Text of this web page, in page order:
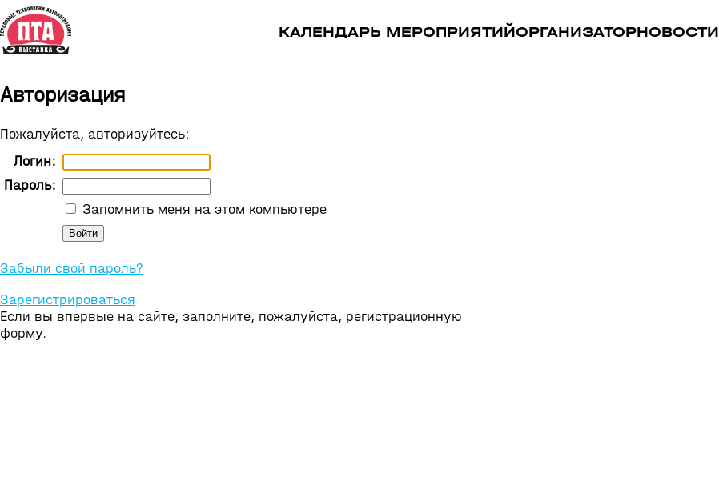
КАЛЕНДАРЬ МЕРОПРИЯТИЙОРГАНИЗАТОРНОВОСТИ
Авторизация
Пожалуйста, авторизуйтесь:
Логин:
Пароль:
Запомнить меня на этом компьютере
Забыли свой пароль?
Зарегистрироваться
Если вы впервые на сайте, заполните, пожалуйста, регистрационную
форму.